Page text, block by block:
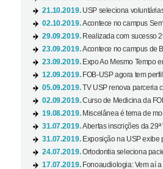
21.10.2019. USP seleciona
02.10.2019.Acontece no campus
29.09.2019. Realizada com sucesso
23.09.2019.Acontece no campus de
23.09.2019. Expo Ao Mesmo Tempo
12.09.2019. FOB-USP agora tem
05.09.2019.TV USP renova parceria
02.09.2019.Curso de Medicina da
19.08.2019. Miscelânea é tema de
31.07.2019.Abertas inscrições da 29ª
31.07.2019. Exposição na USP exibe
24.07.2019.Ortodontia seleciona
17.07.2019. Fonoaudiologia: Vem aí